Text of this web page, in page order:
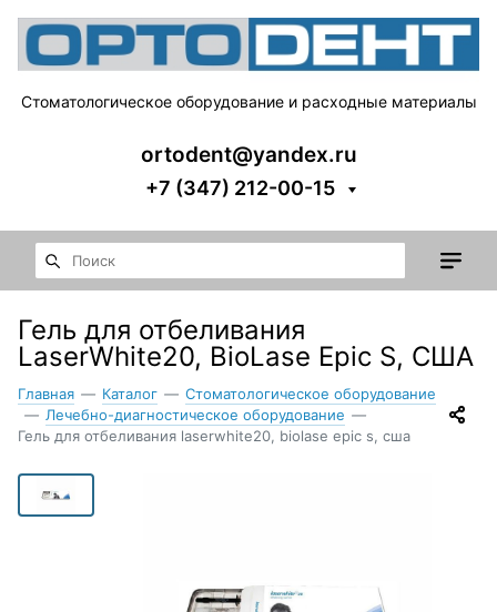
Стоматологическое оборудование и расходные материалы
ortodent@yandex.ru
+7 (347) 212-00-15
Гель для отбеливания
LaserWhite20, BioLase Epic S, CША
Главная — Каталог — Стоматологическое оборудование
— Лечебно-диагностическое оборудование —
Гель для отбеливания laserwhite20, biolase epic s, cша